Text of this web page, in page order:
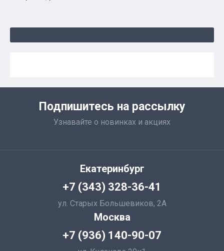
Подпишитесь на рассылку
Узнавайте о новинках и акциях
Екатеринбург
+7 (343) 328-36-41
ул. Старых Большевиков, 2А
Москва
+7 (936) 140-90-07